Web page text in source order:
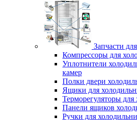
Запчасти
Компрессоры для
Уплотнители
камер
Полки двери
Ящики для
Терморегуляторы для
Панели ящиков
Ручки для